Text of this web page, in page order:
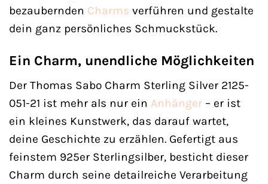
bezaubernden Charms verführen und gestalte
dein ganz persönliches Schmuckstück.
Ein Charm, unendliche Möglichkeiten
Der Thomas Sabo Charm Sterling Silver 2125-
051-21 ist mehr als nur ein Anhänger – er ist
ein kleines Kunstwerk, das darauf wartet,
deine Geschichte zu erzählen. Gefertigt aus
feinstem 925er Sterlingsilber, besticht dieser
Charm durch seine detailreiche Verarbeitung